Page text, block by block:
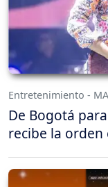
Entretenimiento -
De Bogotá
recibe la